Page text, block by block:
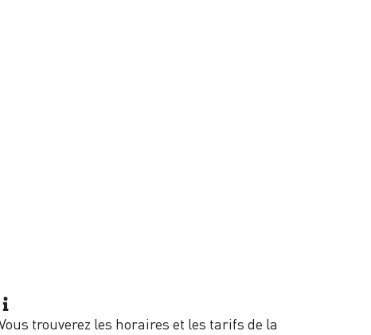
trouverez les horaires et les tarifs de la